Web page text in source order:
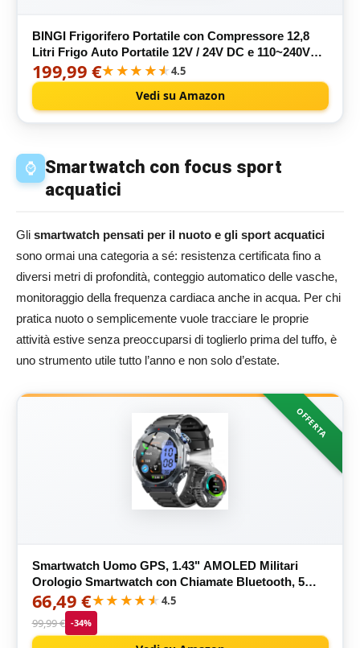
BINGI Frigorifero Portatile con Compressore 12,8
Litri Frigo Auto Portatile 12V / 24V DC e 110~240V
AC Frigorifero Elettrico con Compressore
Congelatore per Auto Camion Picnic Campeggio e
199,99 €★★★★★
★★★★★4.5
Vedi su Amazon
⌚ Smartwatch con focus sport
acquatici
Gli smartwatch pensati per il nuoto e gli sport acquatici
sono ormai una categoria a sé: resistenza certificata fino a
diversi metri di profondità, conteggio automatico delle vasche,
monitoraggio della frequenza cardiaca anche in acqua. Per chi
pratica nuoto o semplicemente vuole tracciare le proprie
attività estive senza preoccuparsi di toglierlo prima del tuffo, è
uno strumento utile tutto l’anno e non solo d’estate.
OFFERTA
Smartwatch Uomo GPS, 1.43" AMOLED Militari
Orologio Smartwatch con Chiamate Bluetooth, 5
ATM Smart Watch con
Sonno/Cardiofrequenzimetro/Torcia/Bussola, 160+
Sportive Fitness Tracker per Android iOS
66,49 €★★★★★
★★★★★ 4.5
99,99 € -34%